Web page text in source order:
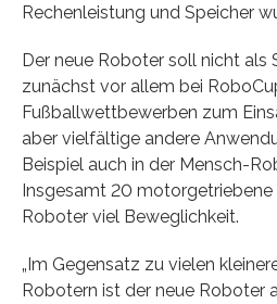
Rechenleistung und Speicher
Der neue Roboter soll nicht als
zunächst vor allem bei
Fußballwettbewerben zum
aber vielfältige andere
Beispiel auch in der Mensch-
Insgesamt 20 motorgetriebene
Roboter viel Beweglichkeit.
„Im Gegensatz zu vielen
Robotern ist der neue Roboter